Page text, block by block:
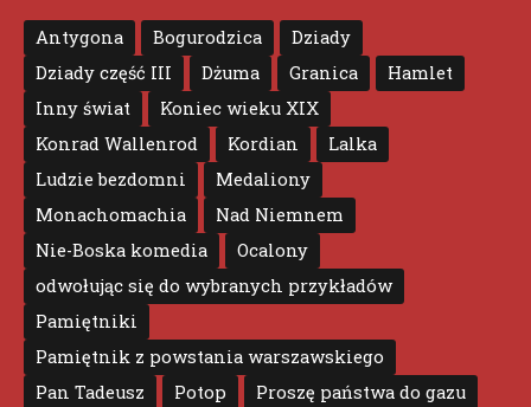
Antygona Bogurodzica
Dziady
Dziady część III
Dżuma Granica
Hamlet
Inny świat
Koniec wieku XIX
Konrad Wallenrod
Kordian
Lalka
Ludzie bezdomni
Medaliony
Monachomachia
Nad Niemnem
Nie-Boska komedia
Ocalony
odwołując się do wybranych przykładów
Pamiętniki
Pamiętnik z powstania warszawskiego
Pan Tadeusz
Potop Proszę państwa do gazu